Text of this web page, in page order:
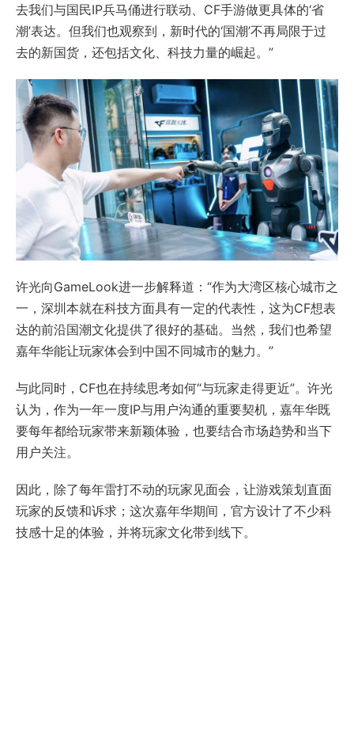
去我们与国民IP兵马俑进行联动、CF手游做更具体的‘省
潮’表达。但我们也观察到，新时代的‘国潮’不再局限于过
去的新国货，还包括文化、科技力量的崛起。”
许光向GameLook进一步解释道：“作为大湾区核心城市之
一，深圳本就在科技方面具有一定的代表性，这为CF想表
达的前沿国潮文化提供了很好的基础。当然，我们也希望
嘉年华能让玩家体会到中国不同城市的魅力。”
与此同时，CF也在持续思考如何“与玩家走得更近”。许光
认为，作为一年一度IP与用户沟通的重要契机，嘉年华既
要每年都给玩家带来新颖体验，也要结合市场趋势和当下
用户关注。
因此，除了每年雷打不动的玩家见面会，让游戏策划直面
玩家的反馈和诉求；这次嘉年华期间，官方设计了不少科
技感十足的体验，并将玩家文化带到线下。